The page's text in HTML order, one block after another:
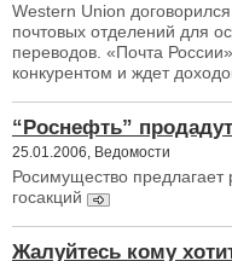
Western Union
почтовых отделений для
переводов. «Почта
конкурентом и ждет
“Роснефть”
25.01.2006, Ведомости
Росимущество предлагает
госакций
Жалуйтесь кому